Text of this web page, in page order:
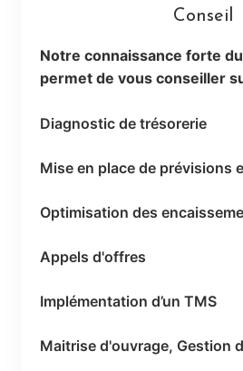
Conseil
Notre connaissance forte
permet de vous conseiller
Diagnostic de trésorerie
Mise en place de prévisions
Optimisation des
Appels d'offres
Implémentation d’un TMS
Maitrise d'ouvrage, Gestion